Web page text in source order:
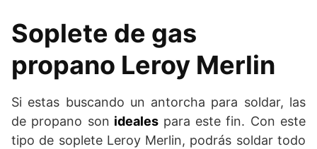
Soplete de gas
propano Leroy Merlin
Si estas buscando un antorcha para soldar, las
de propano son ideales para este fin. Con este
tipo de soplete Leroy Merlin, podrás soldar todo